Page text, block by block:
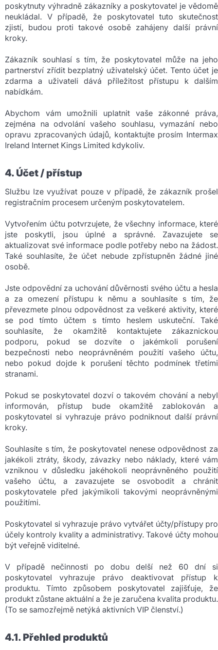
poskytnuty výhradně zákazníky a poskytovatel je vědomě
neukládal. V případě, že poskytovatel tuto skutečnost
zjistí, budou proti takové osobě zahájeny další právní
kroky.
Zákazník souhlasí s tím, že poskytovatel může na jeho
partnerství zřídit bezplatný uživatelský účet. Tento účet je
zdarma a uživateli dává příležitost přístupu k dalším
nabídkám.
Abychom vám umožnili uplatnit vaše zákonné práva,
zejména na odvolání vašeho souhlasu, vymazání nebo
opravu zpracovaných údajů, kontaktujte prosím Intermax
Ireland Internet Kings Limited kdykoliv.
4. Účet / přístup
Službu lze využívat pouze v případě, že zákazník prošel
registračním procesem určeným poskytovatelem.
Vytvořením účtu potvrzujete, že všechny informace, které
jste poskytli, jsou úplné a správné. Zavazujete se
aktualizovat své informace podle potřeby nebo na žádost.
Také souhlasíte, že účet nebude zpřístupněn žádné jiné
osobě.
Jste odpovědní za uchování důvěrnosti svého účtu a hesla
a za omezení přístupu k němu a souhlasíte s tím, že
převezmete plnou odpovědnost za veškeré aktivity, které
se pod tímto účtem s tímto heslem uskuteční. Také
souhlasíte, že okamžitě kontaktujete zákaznickou
podporu, pokud se dozvíte o jakémkoli porušení
bezpečnosti nebo neoprávněném použití vašeho účtu,
nebo pokud dojde k porušení těchto podmínek třetími
stranami.
Pokud se poskytovatel dozví o takovém chování a nebyl
informován, přístup bude okamžitě zablokován a
poskytovatel si vyhrazuje právo podniknout další právní
kroky.
Souhlasíte s tím, že poskytovatel nenese odpovědnost za
jakékoli ztráty, škody, závazky nebo náklady, které vám
vzniknou v důsledku jakéhokoli neoprávněného použití
vašeho účtu, a zavazujete se osvobodit a chránit
poskytovatele před jakýmikoli takovými neoprávněnými
použitími.
Poskytovatel si vyhrazuje právo vytvářet účty/přístupy pro
účely kontroly kvality a administrativy. Takové účty mohou
být veřejně viditelné.
V případě nečinnosti po dobu delší než 60 dní si
poskytovatel vyhrazuje právo deaktivovat přístup k
produktu. Tímto způsobem poskytovatel zajišťuje, že
produkt zůstane aktuální a že je zaručena kvalita produktu.
(To se samozřejmě netýká aktivních VIP členství.)
4.1. Přehled produktů